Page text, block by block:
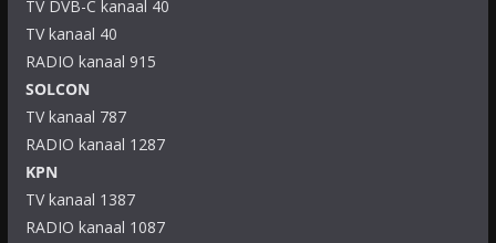
TV DVB-C kanaal 40
TV kanaal 40
RADIO kanaal 915
SOLCON
TV kanaal 787
RADIO kanaal 1287
KPN
TV kanaal 1387
RADIO kanaal 1087